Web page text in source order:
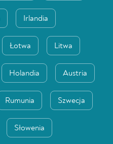
Irlandia
Łotwa Litwa
Holandia Austria
Rumunia Szwecja
Słowenia